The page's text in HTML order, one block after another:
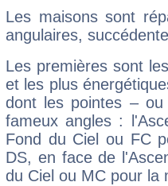
Les maisons sont
angulaires,
Les premières sont
et les plus
dont les pointes –
fameux angles :
Fond du Ciel ou FC
DS, en face de
du Ciel ou MC pour la